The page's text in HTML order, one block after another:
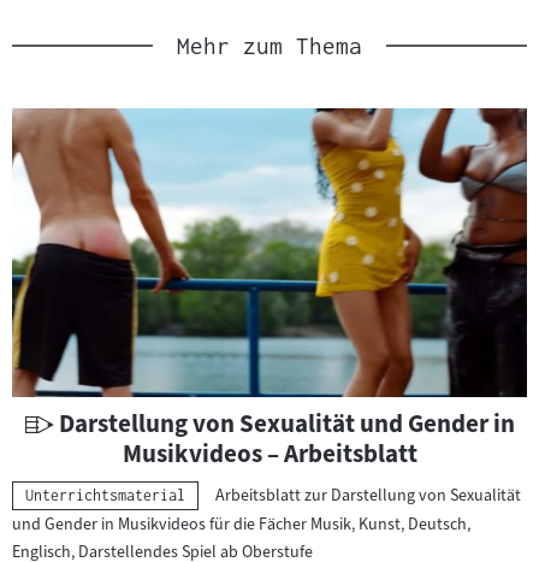
r
a
l
:
Mehr zum Thema
U
t
e
r
Darstellung von Sexualität und Gender in
Musikvideos – Arbeitsblatt
Kategorie:
Unterrichtsmaterial
Arbeitsblatt zur Darstellung von Sexualität
und Gender in Musikvideos für die Fächer Musik, Kunst, Deutsch,
Englisch, Darstellendes Spiel ab Oberstufe